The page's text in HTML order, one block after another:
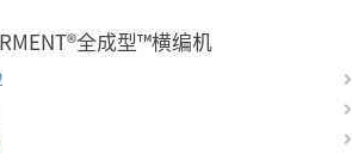
®全成型™横编机